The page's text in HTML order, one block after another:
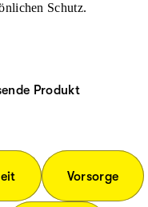
Schutz.
Produkt
Vorsorge